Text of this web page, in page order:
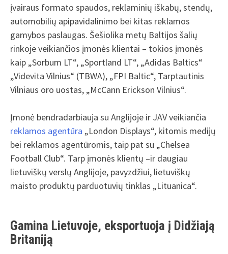
įvairaus formato spaudos, reklaminių iškabų, stendų,
automobilių apipavidalinimo bei kitas reklamos
gamybos paslaugas. Šešiolika metų Baltijos šalių
rinkoje veikiančios įmonės klientai – tokios įmonės
kaip „Sorbum LT“, „Sportland LT“, „Adidas Baltics“
„Videvita Vilnius“ (TBWA), „FPI Baltic“, Tarptautinis
Vilniaus oro uostas, „McCann Erickson Vilnius“.
Įmonė bendradarbiauja su Anglijoje ir JAV veikiančia
reklamos agentūra „London Displays“, kitomis medijų
bei reklamos agentūromis, taip pat su „Chelsea
Football Club“. Tarp įmonės klientų –ir daugiau
lietuviškų verslų Anglijoje, pavyzdžiui, lietuviškų
maisto produktų parduotuvių tinklas „Lituanica“.
Gamina Lietuvoje, eksportuoja į Didžiają
Britaniją